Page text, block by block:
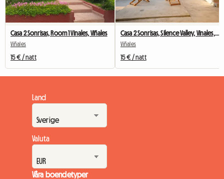
Casa 2 Sonrisas, Room 1 Vinales, Viñales
Viñales
15 € / natt
Viñales
15 € / natt
Land
Valuta
Våra boendetyper